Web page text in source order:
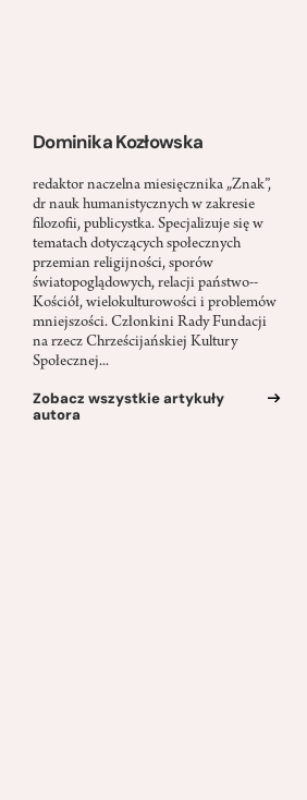
Dominika Kozłowska
redaktor naczelna miesięcznika „Znak”,
dr nauk humanistycznych w zakresie
filozofii, publicystka. Specjalizuje się w
tematach dotyczących społecznych
przemian religijności, sporów
światopoglądowych, relacji państwo-­
Kościół, wielokulturowości i problemów
mniejszości. Członkini Rady Fundacji
na rzecz Chrześcijańskiej Kultury
Społecznej...
Zobacz wszystkie artykuły
autora